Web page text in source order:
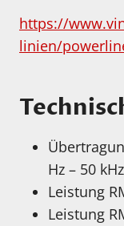
https://
linien/
Hz – 50
Leistung
Leistung